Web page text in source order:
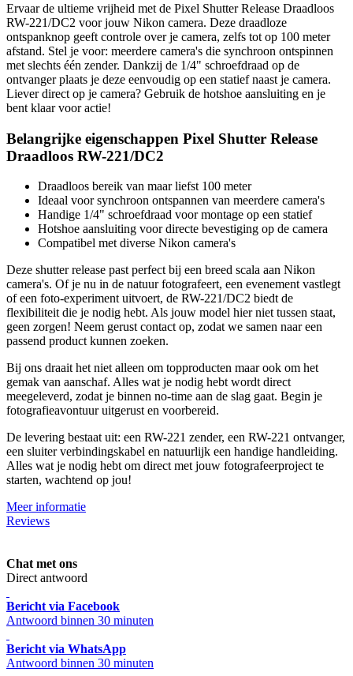
Ervaar de ultieme vrijheid met de Pixel Shutter Release Draadloos
RW-221/DC2 voor jouw Nikon camera. Deze draadloze
ontspanknop geeft controle over je camera, zelfs tot op 100 meter
afstand. Stel je voor: meerdere camera's die synchroon ontspinnen
met slechts één zender. Dankzij de 1/4" schroefdraad op de
ontvanger plaats je deze eenvoudig op een statief naast je camera.
Liever direct op je camera? Gebruik de hotshoe aansluiting en je
bent klaar voor actie!
Belangrijke eigenschappen Pixel Shutter Release
Draadloos RW-221/DC2
Draadloos bereik van maar liefst 100 meter
Ideaal voor synchroon ontspannen van meerdere camera's
Handige 1/4" schroefdraad voor montage op een statief
Hotshoe aansluiting voor directe bevestiging op de camera
Compatibel met diverse Nikon camera's
Deze shutter release past perfect bij een breed scala aan Nikon
camera's. Of je nu in de natuur fotografeert, een evenement vastlegt
of een foto-experiment uitvoert, de RW-221/DC2 biedt de
flexibiliteit die je nodig hebt. Als jouw model hier niet tussen staat,
geen zorgen! Neem gerust contact op, zodat we samen naar een
passend product kunnen zoeken.
Bij ons draait het niet alleen om topproducten maar ook om het
gemak van aanschaf. Alles wat je nodig hebt wordt direct
meegeleverd, zodat je binnen no-time aan de slag gaat. Begin je
fotografieavontuur uitgerust en voorbereid.
De levering bestaat uit: een RW-221 zender, een RW-221 ontvanger,
een sluiter verbindingskabel en natuurlijk een handige handleiding.
Alles wat je nodig hebt om direct met jouw fotografeerproject te
starten, wachtend op jou!
Meer informatie
Reviews
Chat met ons
Direct antwoord
Bericht via Facebook
Antwoord binnen 30 minuten
Bericht via WhatsApp
Antwoord binnen 30 minuten